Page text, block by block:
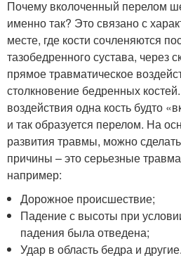
Почему вколоченный перелом
именно так? Это связано с
месте, где кости сочленяются
тазобедренного сустава, через
прямое травматическое
столкновение бедренных
воздействия одна кость будто
и так образуется перелом. На
развития травмы, можно
причины – это серьезные
например:
Дорожное происшествие;
Падение с высоты при
падения была отведена;
Удар в область бедра и другие.